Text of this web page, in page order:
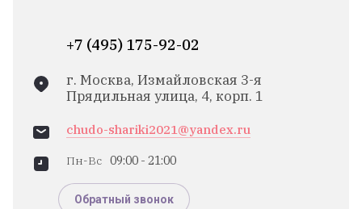
+7 (495) 175-92-02
г. Москва, Измайловская 3-я
Прядильная улица, 4, корп. 1
chudo-shariki2021@yandex.ru
Пн-Вс 09:00 - 21:00
Обратный звонок